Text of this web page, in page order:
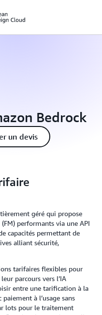
Bedrock
un devis
géré qui propose
performants via une API
capacités permettant de
alliant sécurité,
tarifaires flexibles pour
parcours vers l’IA
entre une tarification à la
à l’usage sans
lots pour le traitement